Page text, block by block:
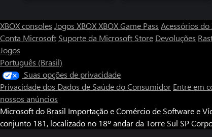
XBOX consoles Jogos XBOXXBOX Game Pass Acessórios do
Conta Microsoft Suporte da Microsoft Store Devoluções
Jogos
Português (Brasil)
Suas opções de privacidade
Privacidade dos Dados de Saúde do Consumidor Entre em
nossos anúncios
Microsoft do Brasil Importação e Comércio de Software e
conjunto 181, localizado no 18º andar da Torre Sul SP